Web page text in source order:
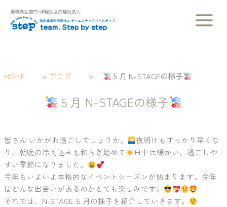
プHOME > ブログ > ５月 N-STAGEの様子
５月 N-STAGEの様子
皆さん いかがお過ごしでしょうか。
夜明けもすっかり早くな
り、朝晩の冷え込みも和らぎ始めて
日中は暖かい、過ごしや
すい季節になりました。
今年もいよいよ本格的なイベントシーズンが始まります。今年
はどんな出会いがあるのかとても楽しみです。
それでは、N-STAGE ５月の様子を紹介していきます。